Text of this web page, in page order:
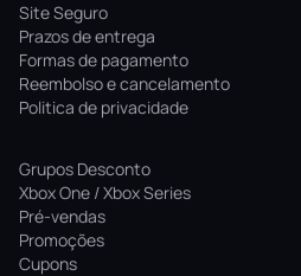
Site Seguro
Prazos de entrega
Formas de pagamento
Reembolso e cancelamento
Politica de privacidade
Grupos Desconto
Xbox One / Xbox Series
Pré-vendas
Promoções
Cupons